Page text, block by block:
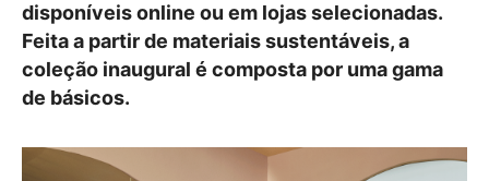
disponíveis online ou em lojas selecionadas.
Feita a partir de materiais sustentáveis, a
coleção inaugural é composta por uma gama
de básicos.